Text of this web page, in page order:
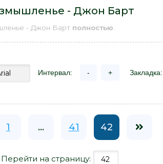
- Джон Барт
- Джон Барт полностью
Интервал: - + Закладка:
1 ... 41 42
Перейти на страницу: